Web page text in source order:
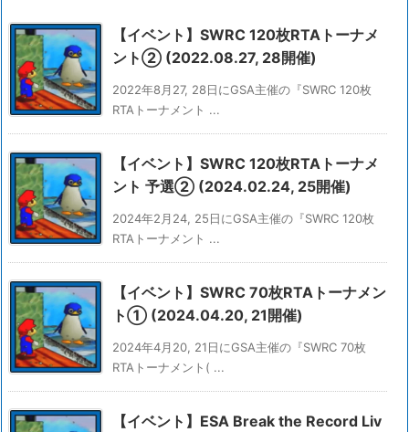
【イベント】SWRC 120枚RTAトーナメ
ント② (2022.08.27, 28開催)
2022年8月27, 28日にGSA主催の『SWRC 120枚
RTAトーナメント ...
【イベント】SWRC 120枚RTAトーナメ
ント 予選② (2024.02.24, 25開催)
2024年2月24, 25日にGSA主催の『SWRC 120枚
RTAトーナメント ...
【イベント】SWRC 70枚RTAトーナメン
ト① (2024.04.20, 21開催)
2024年4月20, 21日にGSA主催の『SWRC 70枚
RTAトーナメント( ...
【イベント】ESA Break the Record Liv